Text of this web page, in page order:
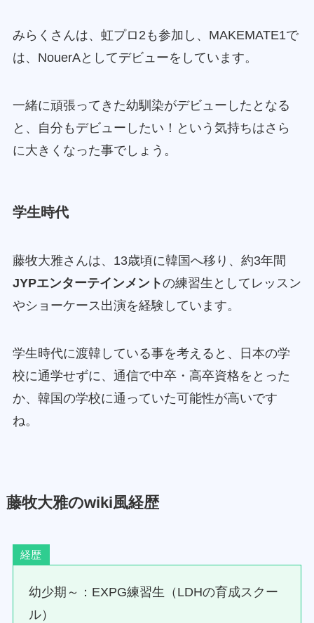
みらくさんは、虹プロ2も参加し、MAKEMATE1で
は、NouerAとしてデビューをしています。
一緒に頑張ってきた幼馴染がデビューしたとなる
と、自分もデビューしたい！という気持ちはさら
に大きくなった事でしょう。
学生時代
藤牧大雅さんは、13歳頃に韓国へ移り、約3年間
JYPエンターテインメントの練習生としてレッスン
やショーケース出演を経験しています。
学生時代に渡韓している事を考えると、日本の学
校に通学せずに、通信で中卒・高卒資格をとった
か、韓国の学校に通っていた可能性が高いです
ね。
藤牧大雅のwiki風経歴
経歴
幼少期～：EXPG練習生（LDHの育成スクー
ル）